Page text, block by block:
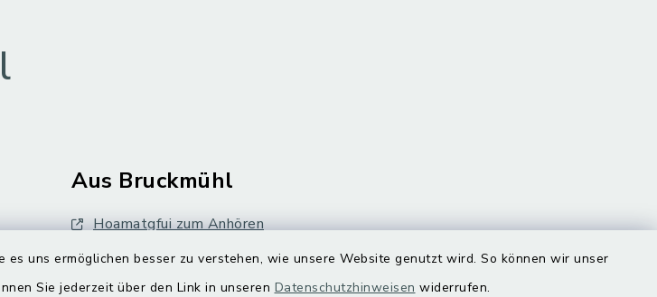
uns ermöglichen besser zu verstehen, wie unsere Website genutzt wird. So können wir unser
Sie jederzeit über den Link in unseren Datenschutzhinweisen widerrufen.
Aus Bruckmühl
Hoamatgfui zum Anhören
Digitaler Ortsplan